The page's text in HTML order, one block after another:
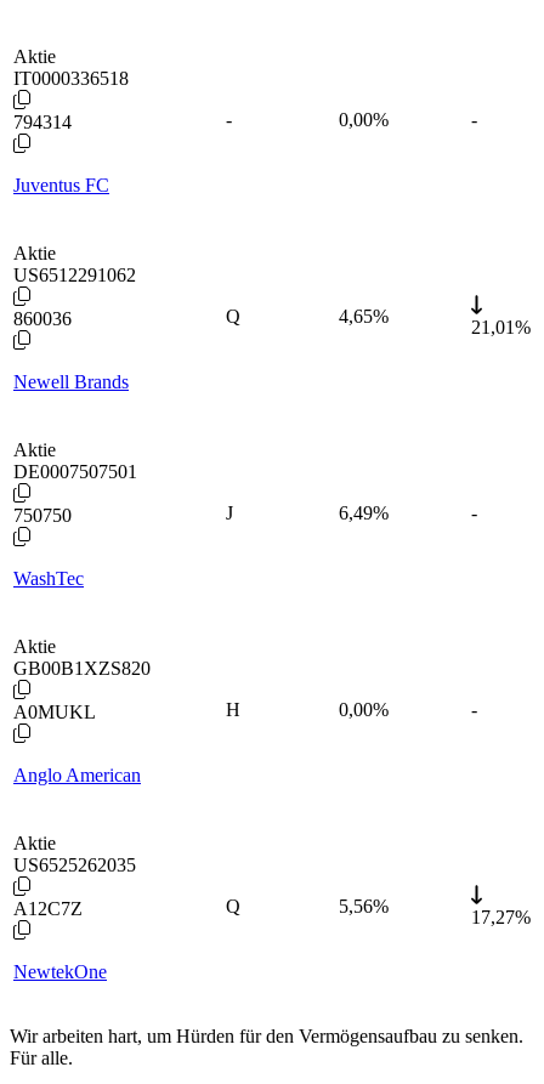
Aktie
IT0000336518
794314
Juventus FC
- 0,00% -
Aktie
US6512291062
860036
Newell Brands
Q 4,65%
21,01%
Aktie
DE0007507501
750750
WashTec
J 6,49% -
Aktie
GB00B1XZS820
A0MUKL
Anglo American
H 0,00% -
Aktie
US6525262035
A12C7Z
NewtekOne
Q 5,56%
17,27%
Wir arbeiten hart, um Hürden für den Vermögensaufbau zu senken.
Für alle.